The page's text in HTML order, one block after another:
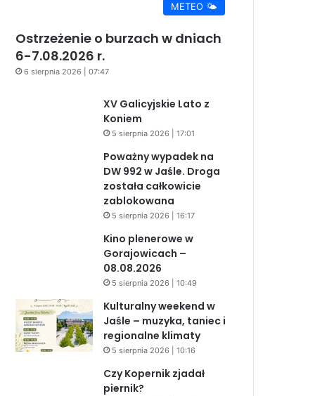
METEO 🌤️
Ostrzeżenie o burzach w dniach
6-7.08.2026 r.
6 sierpnia 2026 | 07:47
XV Galicyjskie Lato z
Koniem
5 sierpnia 2026 | 17:01
Poważny wypadek na
DW 992 w Jaśle. Droga
została całkowicie
zablokowana
5 sierpnia 2026 | 16:17
Kino plenerowe w
Gorajowicach –
08.08.2026
5 sierpnia 2026 | 10:49
Kulturalny weekend w
Jaśle – muzyka, taniec i
regionalne klimaty
5 sierpnia 2026 | 10:16
Czy Kopernik zjadał
piernik?